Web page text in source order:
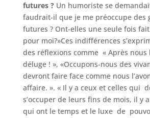
futures ? Un humoriste se
faudrait-il que je me préoccupe des
futures ? Ont-elles une seule fois
pour moi?»Ces indifférences
des réflexions comme « Après nous
déluge ! », «Occupons-nous des
devront faire face comme nous
affaire. ». « Il y a ceux et celles qui
s’occuper de leurs fins de mois, il y
qui ont le temps et le luxe de